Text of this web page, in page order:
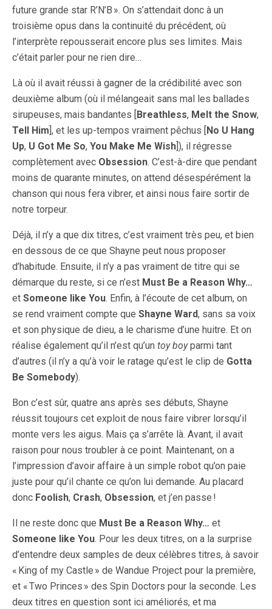
future grande star R’N’B ». On s’attendait donc à un
troisième opus dans la continuité du précédent, où
l’interprète repousserait encore plus ses limites. Mais
c’était parler pour ne rien dire…
Là où il avait réussi à gagner de la crédibilité avec son
deuxième album (où il mélangeait sans mal les ballades
sirupeuses, mais bandantes [
Breathless, Melt the Snow,
Tell Him ], et les up-tempos vraiment pêchus [
No U Hang
Up, U Got Me So, You Make Me Wish ]), il régresse
complètement avec Obsession. C’est-à-dire que pendant
moins de quarante minutes, on attend désespérément la
chanson qui nous fera vibrer, et ainsi nous faire sortir de
notre torpeur.
Déjà, il n’y a que dix titres, c’est vraiment très peu, et bien
en dessous de ce que Shayne peut nous proposer
d’habitude. Ensuite, il n’y a pas vraiment de titre qui se
démarque du reste, si ce n’est Must Be a Reason Why…
et Someone like You. Enfin, à l’écoute de cet album, on
se rend vraiment compte que Shayne Ward, sans sa voix
et son physique de dieu, a le charisme d’une huitre. Et on
réalise également qu’il n’est qu’un toy boyparmi tant
d’autres (il n’y a qu’à voir le ratage qu’est le clip de Gotta
Be Somebody).
Bon c’est sûr, quatre ans après ses débuts, Shayne
réussit toujours cet exploit de nous faire vibrer lorsqu’il
monte vers les aigus. Mais ça s’arrête là. Avant, il avait
raison pour nous troubler à ce point. Maintenant, on a
l’impression d’avoir affaire à un simple robot qu’on paie
juste pour qu’il chante ce qu’on lui demande. Au placard
donc Foolish, Crash, Obsession, et j’en passe !
Il ne reste donc que Must Be a Reason Why… et
Someone like You. Pour les deux titres, on a la surprise
d’entendre deux samples de deux célèbres titres, à savoir
« King of my Castle » de Wandue Project pour la première,
et « Two Princes » des Spin Doctors pour la seconde. Les
deux titres en question sont ici améliorés, et ma